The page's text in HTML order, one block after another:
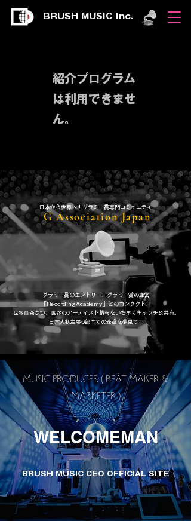
BRUSH MUSIC Inc.
紹介プログラム
は利用できませ
ん。
​日本から世界へ！グラミー賞専門コミュニティ
G Association Japan
グラミー賞のエントリー、グラミー賞の運営
「RecordingAcademy」とのコンタクト、
​世界最新かつ、世界のアーティスト情報をいち早くキャッチ＆共有。
日本人初主要6部門での受賞を夢見て！
MUSIC PRODUCER ( BEAT MAKER &
MARKETER )
WELCOMEMAN
BRUSH MUSIC CEO OFFICIAL SITE